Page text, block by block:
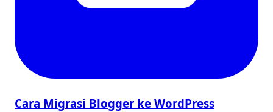
Cara Migrasi Blogger ke WordPress